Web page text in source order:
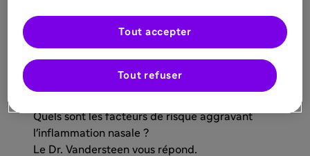
Quels sont les facteurs de risque aggravant
l'inflammation nasale ?
Le Dr. Vandersteen vous répond.
Tout refuser
Tout accepter